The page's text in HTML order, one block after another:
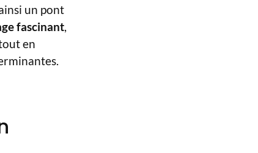
un pont
fascinant
en